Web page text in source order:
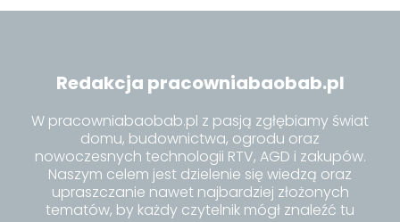
Redakcja pracowniabaobab.pl
W pracowniabaobab.pl z pasją zgłębiamy świat
domu, budownictwa, ogrodu oraz
nowoczesnych technologii RTV, AGD i zakupów.
Naszym celem jest dzielenie się wiedzą oraz
upraszczanie nawet najbardziej złożonych
tematów, by każdy czytelnik mógł znaleźć tu